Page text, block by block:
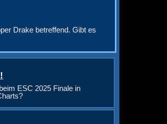
Drake betreffend. Gibt es
ESC 2025 Finale in